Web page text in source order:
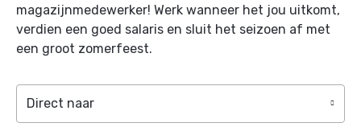
magazijnmedewerker! Werk wanneer het jou uitkomt,
verdien een goed salaris en sluit het seizoen af met
een groot zomerfeest.
Direct naar